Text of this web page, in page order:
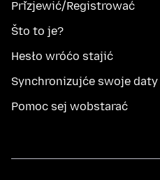
Přizjewić/Registrować
Što to je?
Hesło wróćo stajić
Synchronizujće swoje daty
Pomoc sej wobstarać